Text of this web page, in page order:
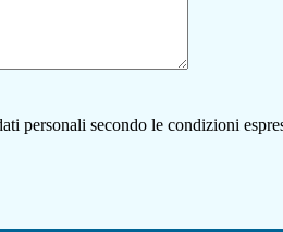
personali secondo le condizioni